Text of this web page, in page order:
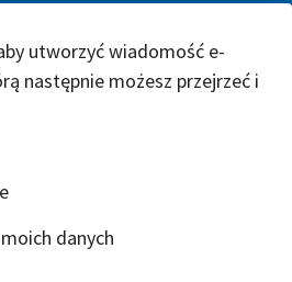
utworzyć wiadomość e-
następnie możesz przejrzeć i
danych